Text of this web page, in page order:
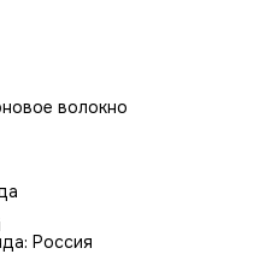
волокно
Россия